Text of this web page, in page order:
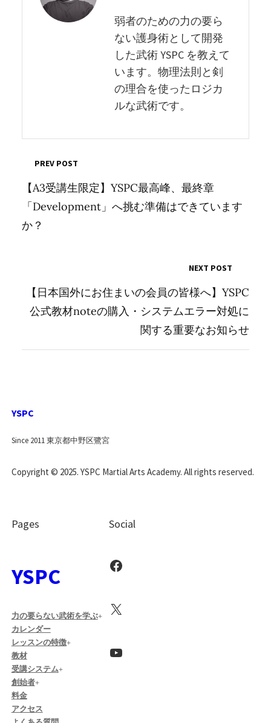
弱者のための力の要ら
ない護身術として開発
した武術 YSPC を教えて
います。物理法則と剣
の理合を使ったロジカ
ルな武術です。
PREV POST
【A3受講生限定】YSPC最高峰、最終章
「Development」へ挑む準備はできています
か？
NEXT POST
【日本国外にお住まいの会員の皆様へ】YSPC
公式教材noteの購入・システムエラー対処に
関する重要なお知らせ
YSPC
Since 2011 東京都中野区鷺宮
Copyright © 2025. YSPC Martial Arts Academy. All rights reserved.
Pages
YSPC
力の要らない武術を学ぶ
カレンダー
レッスンの特徴
教材
受講システム
創始者
料金
アクセス
Social
Facebook
X
YouTube